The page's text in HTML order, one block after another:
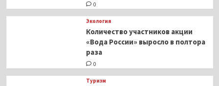
0
Экология
Количество участников акции
«Вода России» выросло в полтора
раза
0
Туризм